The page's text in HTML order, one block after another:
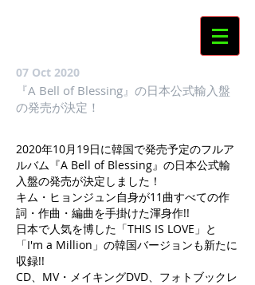
07 Oct 2020
『A Bell of Blessing』の日本公式輸入盤
の発売が決定！
2020年10月19日に韓国で発売予定のフルア
ルバム『A Bell of Blessing』の日本公式輸
入盤の発売が決定しました！
キム・ヒョンジュン自身が11曲すべての作
詞・作曲・編曲を手掛けた渾身作!!
日本で人気を博した「THIS IS LOVE」と
「I'm a Million」の韓国バージョンも新たに
収録!!
CD、MV・メイキングDVD、フォトブックレ